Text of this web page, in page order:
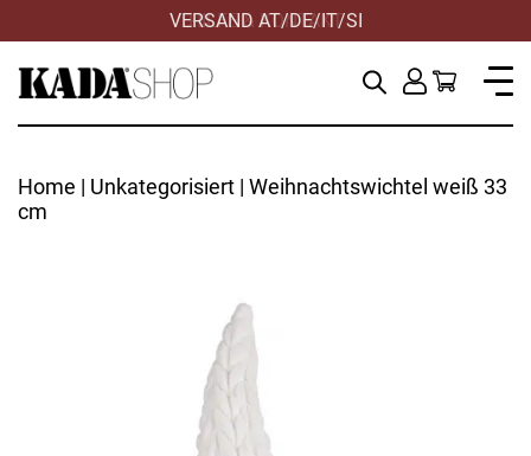
VERSAND AT/DE/IT/SI
Home | Unkategorisiert | Weihnachtswichtel weiß 33
cm